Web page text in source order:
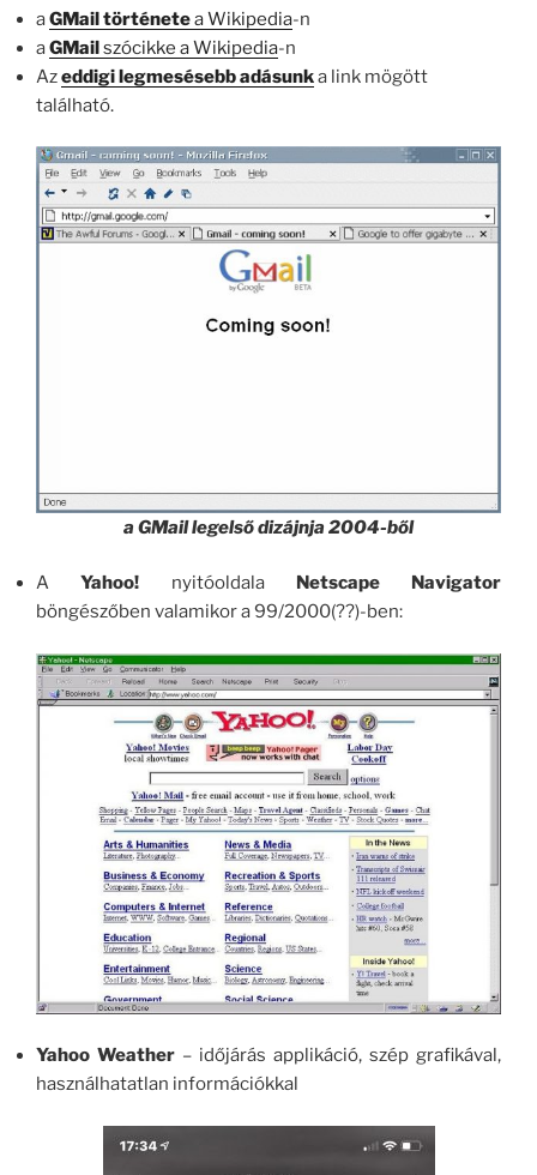
aGMail történetea Wikipedia-n
aGMailszócikke a Wikipedia-n
Azeddigi legmesésebb adásunka link mögött
található.
a GMail legelső dizájnja 2004-ből
AYahoo! nyitóoldala
Netscape Navigator
böngészőben valamikor a 99/2000(??)-ben:
Yahoo Weather – időjárás applikáció, szép grafikával,
használhatatlan információkkal